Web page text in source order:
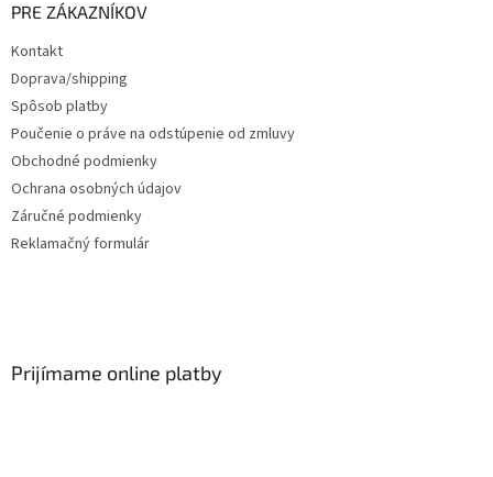
PRE ZÁKAZNÍKOV
Kontakt
Doprava/shipping
Spôsob platby
Poučenie o práve na odstúpenie od zmluvy
Obchodné podmienky
Ochrana osobných údajov
Záručné podmienky
Reklamačný formulár
Prijímame online platby